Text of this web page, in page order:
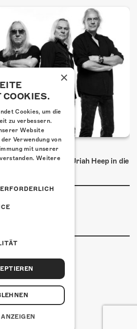
URIAH HEEP
2026 kommen Uriah Heep in die
Kofmehl
Kofmehlweg 1
32 621 20 60
×
Cookies, um die
zu verbessern.
Website
Verwendung von
mit unserer
Weitere